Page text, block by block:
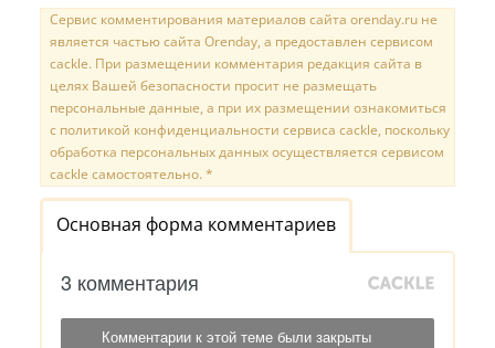
Сервис комментирования материалов сайта orenday.ru не
является частью сайта Orenday, а предоставлен сервисом
cackle. При размещении комментария редакция сайта в
целях Вашей безопасности просит не размещать
персональные данные, а при их размещении ознакомиться
с политикой конфиденциальности сервиса cackle, поскольку
обработка персональных данных осуществляется сервисом
cackle самостоятельно. *
Основная форма комментариев
3 комментария
Комментарии к этой теме были закрыты